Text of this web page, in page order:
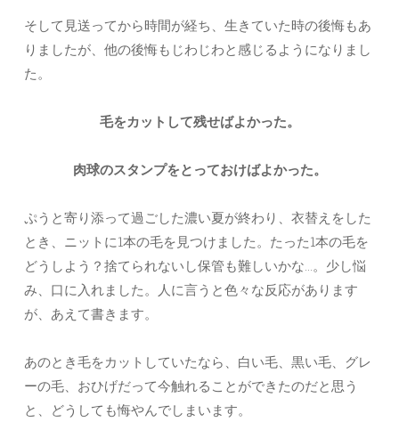
そして見送ってから時間が経ち、生きていた時の後悔もあ
りましたが、他の後悔もじわじわと感じるようになりまし
た。
毛をカットして残せばよかった。
肉球のスタンプをとっておけばよかった。
ぷうと寄り添って過ごした濃い夏が終わり、衣替えをした
とき、ニットに1本の毛を見つけました。たった1本の毛を
どうしよう？捨てられないし保管も難しいかな…。少し悩
み、口に入れました。人に言うと色々な反応があります
が、あえて書きます。
あのとき毛をカットしていたなら、白い毛、黒い毛、グレ
ーの毛、おひげだって今触れることができたのだと思う
と、どうしても悔やんでしまいます。